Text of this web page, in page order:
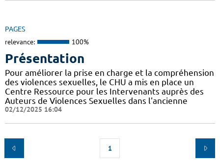
PAGES
relevance: 100%
Présentation
Pour améliorer la prise en charge et la compréhension
des violences sexuelles, le CHU a mis en place un
Centre Ressource pour les Intervenants auprès des
Auteurs de Violences Sexuelles dans l'ancienne
02/12/2025 16:04
1